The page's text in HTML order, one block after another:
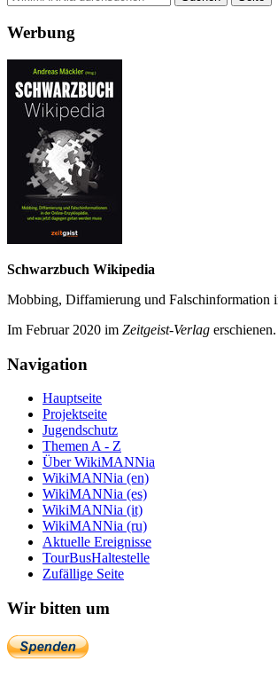
Werbung
Schwarzbuch Wikipedia
Mobbing, Diffamierung und Falsch­information
Im Februar 2020 im Zeit­geist-Verlag erschienen.
Navigation
Hauptseite
Projektseite
Jugendschutz
Themen A - Z
Über WikiMANNia
WikiMANNia (en)
WikiMANNia (es)
WikiMANNia (it)
WikiMANNia (ru)
Aktuelle Ereignisse
TourBusHaltestelle
Zufällige Seite
Wir bitten um